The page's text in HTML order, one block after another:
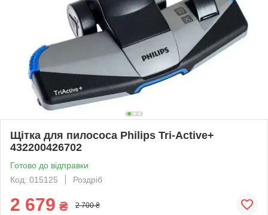
Щітка для пилососа Philips Tri-Active+
432200426702
Готово до відправки
Код: 015125
Роздріб
2 679 ₴ 2 700 ₴